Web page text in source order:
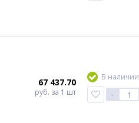
67 437.70
руб. за 1 шт
В наличии
-